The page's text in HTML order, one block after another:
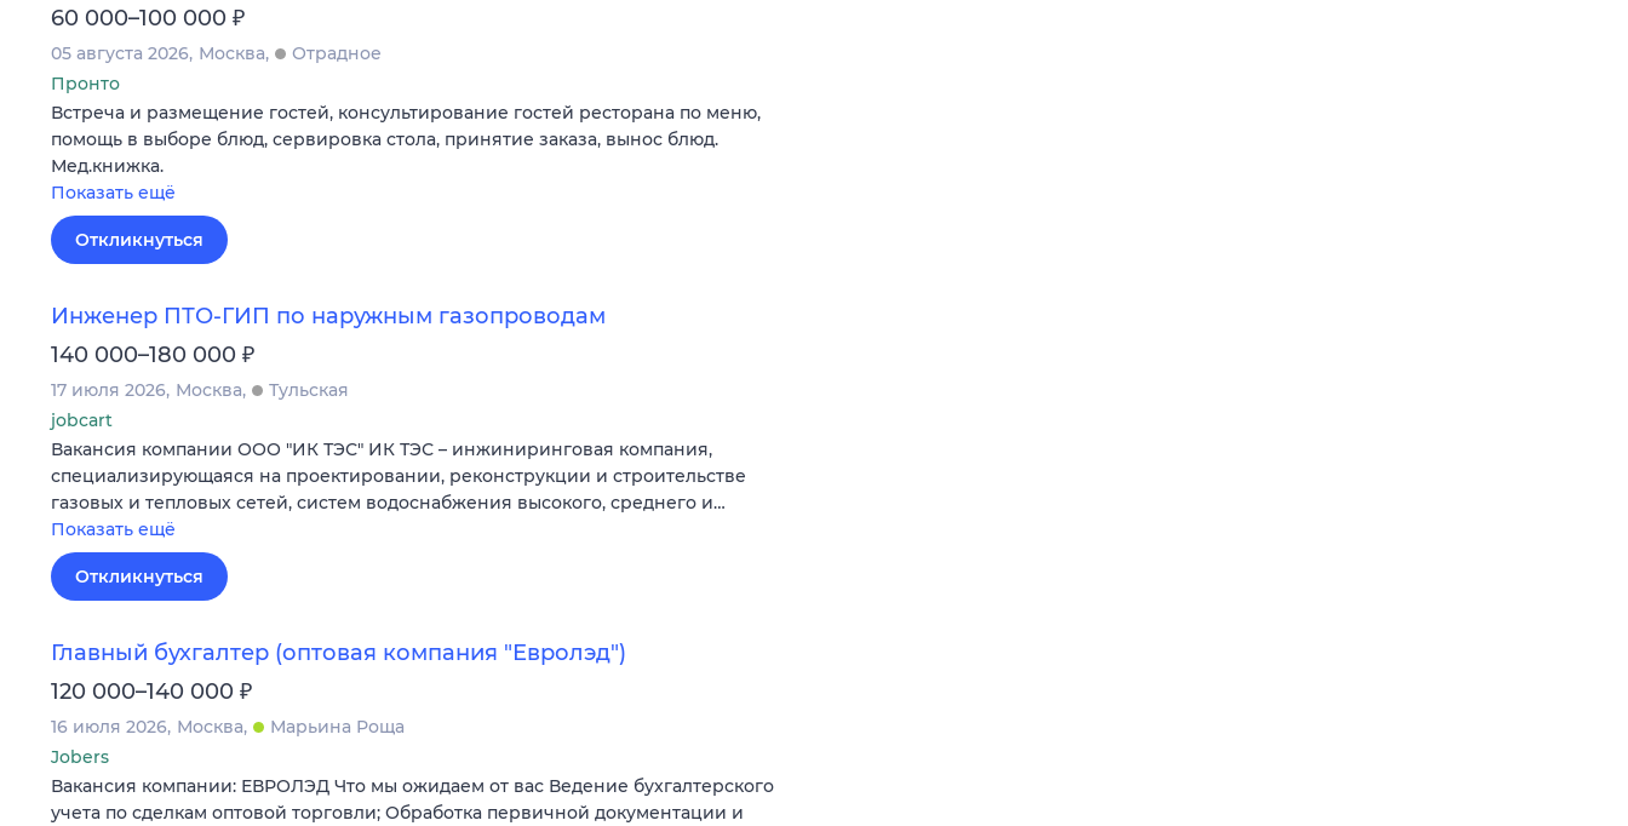
60 000–100 000 ₽
05 августа 2026 Москва
Отрадное
Пронто
Встреча и размещение гостей, консультирование гостей ресторана по меню,
помощь в выборе блюд, сервировка стола, принятие заказа, вынос блюд.
Мед.книжка.
Показать ещё
Откликнуться
Инженер ПТО-ГИП по наружным газопроводам
140 000–180 000 ₽
17 июля 2026 Москва
Тульская
jobcart
Вакансия компании ООО "ИК ТЭС" ИК ТЭС – инжиниринговая компания,
специализирующаяся на проектировании, реконструкции и строительстве
газовых и тепловых сетей, систем водоснабжения высокого, среднего и…
Показать ещё
Откликнуться
Главный бухгалтер (оптовая компания "Евролэд")
120 000–140 000 ₽
16 июля 2026 Москва
Марьина Роща
Jobers
Вакансия компании: ЕВРОЛЭД Что мы ожидаем от вас Ведение бухгалтерского
учета по сделкам оптовой торговли; Обработка первичной документации и